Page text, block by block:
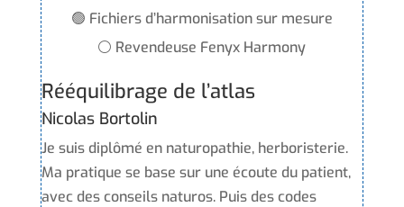
🟢 Fichiers d’harmonisation sur mesure
⚪ Revendeuse Fenyx Harmony
Rééquilibrage de l’atlas
Nicolas Bortolin
Je suis diplômé en naturopathie, herboristerie.
Ma pratique se base sur une écoute du patient,
avec des conseils naturos. Puis des codes